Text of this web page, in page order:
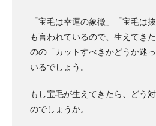
「宝毛は幸運の象徴」「宝毛は
も言われているので、生えてき
のの「カットすべきかどうか迷
いるでしょう。
もし宝毛が生えてきたら、どう
のでしょうか。